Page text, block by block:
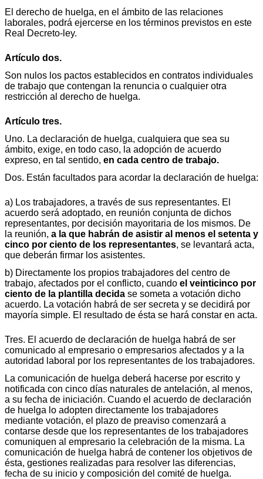
El derecho de huelga, en el ámbito de las relaciones
laborales, podrá ejercerse en los términos previstos en este
Real Decreto-ley.
Artículo dos.
Son nulos los pactos establecidos en contratos individuales
de trabajo que contengan la renuncia o cualquier otra
restricción al derecho de huelga.
Artículo tres.
Uno. La declaración de huelga, cualquiera que sea su
ámbito, exige, en todo caso, la adopción de acuerdo
expreso, en tal sentido, en cada centro de trabajo.
Dos. Están facultados para acordar la declaración de huelga:
a) Los trabajadores, a través de sus representantes. El
acuerdo será adoptado, en reunión conjunta de dichos
representantes, por decisión mayoritaria de los mismos. De
la reunión, a la que habrán de asistir al menos el setenta y
cinco por ciento de los representantes, se levantará acta,
que deberán firmar los asistentes.
b) Directamente los propios trabajadores del centro de
trabajo, afectados por el conflicto, cuando el veinticinco por
ciento de la plantilla decida se someta a votación dicho
acuerdo. La votación habrá de ser secreta y se decidirá por
mayoría simple. El resultado de ésta se hará constar en acta.
Tres. El acuerdo de declaración de huelga habrá de ser
comunicado al empresario o empresarios afectados y a la
autoridad laboral por los representantes de los trabajadores.
La comunicación de huelga deberá hacerse por escrito y
notificada con cinco días naturales de antelación, al menos,
a su fecha de iniciación. Cuando el acuerdo de declaración
de huelga lo adopten directamente los trabajadores
mediante votación, el plazo de preaviso comenzará a
contarse desde que los representantes de los trabajadores
comuniquen al empresario la celebración de la misma. La
comunicación de huelga habrá de contener los objetivos de
ésta, gestiones realizadas para resolver las diferencias,
fecha de su inicio y composición del comité de huelga.